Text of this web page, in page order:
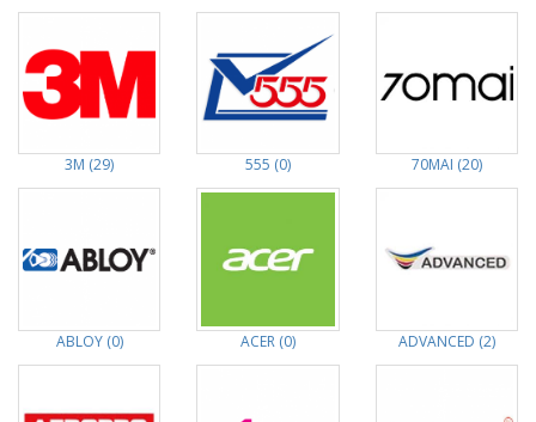
3M (29) 555 (0) 70MAI (20)
ABLOY (0) ACER (0) ADVANCED (2)